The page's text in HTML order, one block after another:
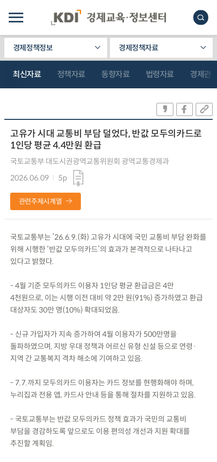
경제정책정보 경제정책자료
최신자료 정책자료 동향자료 법령자료 경제관
고유가 시대 교통비 부담 덜었다, 반값 모두의카드로
1인당 평균 4.4만원 환급
국토교통부 대도시권광역교통위원회 광역교통경제과
2026.06.09
5p
관련주제시계열
국토교통부는 ’26.6.9.(화) 고유가 시대에 국민 교통비 부담 완화를
위해 시행한 ‘반값 모두의카드’의 효과가 본격적으로 나타나고
있다고 밝혔다.
- 4월 기준 모두의카드 이용자 1인당 평균 환급금은 4만
4천원으로, 이는 시행 이전 대비 약 2만 원(91%) 증가하였고 환급
대상자도 30만 명(10%) 확대되었음.
- 신규 가입자가 지속 증가하여 4월 이용자가 500만명을
돌파하였으며, 지방 우대 정책과 어르신 유형 신설 등으로 연령·
지역 간 교통복지 격차 해소에 기여하고 있음.
- 7.7.까지 모두의카드 이용자는 카드 정보를 현행화해야 하며,
누리집과 전용 앱, 카드사 안내 등을 통해 절차를 지원하고 있음.
- 국토교통부는 반값 모두의카드 정책 효과가 국민의 교통비
부담을 경감하도록 앞으로도 이용 편의성 개선과 지원 확대를
추진할 계획임.